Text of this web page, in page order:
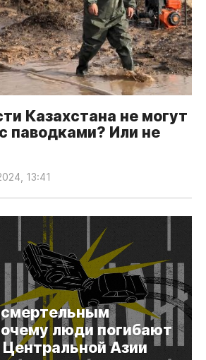
Казахстана не могут
паводками? Или не
13:41
люди погибают
Центральной Азии